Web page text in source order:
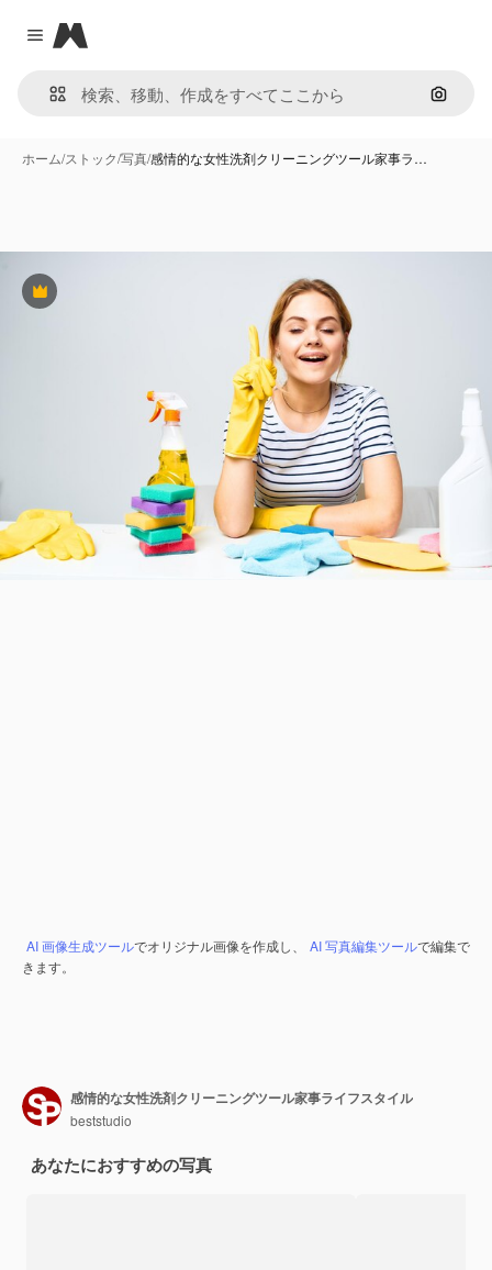
Close menu
Magnific
画像で
ホーム/ストック/写真/感情的な女性洗剤クリーニングツール家事ラ…
Premium
AI 画像生成ツールでオリジナル画像を作成し、 AI 写真編集ツールで編集で
きます。
感情的な女性洗剤クリーニングツール家事ライフスタイル
beststudio
あなたにおすすめの写真